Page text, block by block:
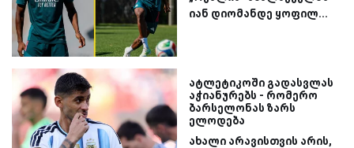
იან დიომანდე ყოფილ...
ატლეტიკოში გადასვლას
აჭიანურებს - რომერო
ბარსელონას ზარს
ელოდება
ახალი არავისთვის არის,